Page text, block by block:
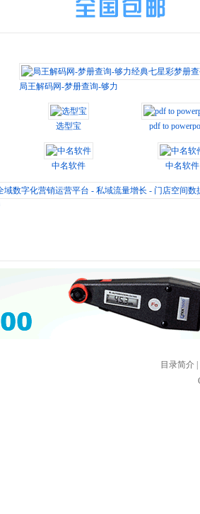
局王解码网-梦册查询-够力经典七星彩梦册查码
选型宝 pdf to
中名软件 中名软
字化营销运营平台 - 私域流量增长 - 门店空间数据
目录简介